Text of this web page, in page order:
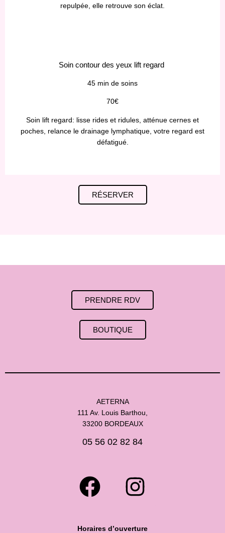
repulpée, elle retrouve son éclat.
Soin contour des yeux lift regard
45 min de soins
70€
Soin lift regard: lisse rides et ridules, atténue cernes et
poches, relance le drainage lymphatique, votre regard est
défatigué.
RÉSERVER
PRENDRE RDV
BOUTIQUE
AETERNA
111 Av. Louis Barthou,
33200 BORDEAUX
05 56 02 82 84
Horaires d’ouverture